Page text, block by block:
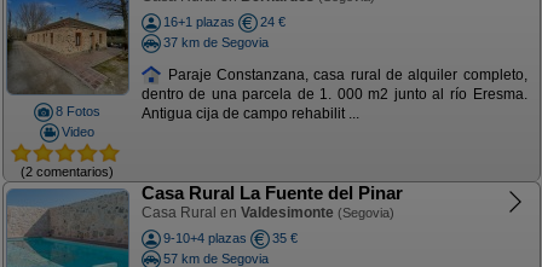
8 Fotos
Video
(2 comentarios)
16+1 plazas
24 €
37 km de Segovia
Paraje Constanzana, casa rural de alquiler completo,
dentro de una parcela de 1. 000 m2 junto al río Eresma.
Antigua cija de campo rehabilit ...
Casa Rural La Fuente del Pinar
Casa Rural en Valdesimonte (Segovia)
9-10+4 plazas
35 €
57 km de Segovia